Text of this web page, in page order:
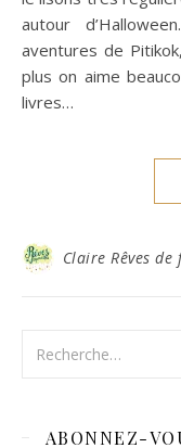
autour
aventures de
plus on aime
livres…
Claire Rêves
ABONNEZ-